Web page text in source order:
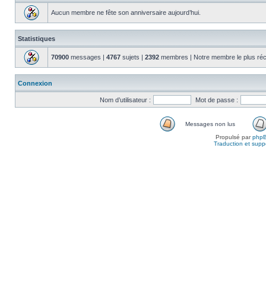
Aucun membre ne fête son anniversaire aujourd’hui.
Statistiques
70900 messages | 4767 sujets | 2392 membres | Notre membre le plus
Connexion
Nom d’utilisateur : Mot de passe :
Messages non lus
Propulsé par
Traduction et